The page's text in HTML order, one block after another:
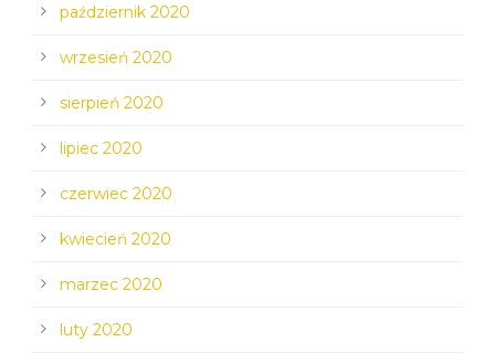
październik 2020
wrzesień 2020
sierpień 2020
lipiec 2020
czerwiec 2020
kwiecień 2020
marzec 2020
luty 2020